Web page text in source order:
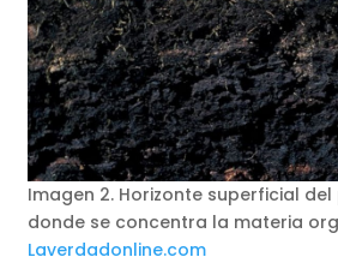
Imagen 2. Horizonte superficial
donde se concentra la materia
Laverdadonline.com